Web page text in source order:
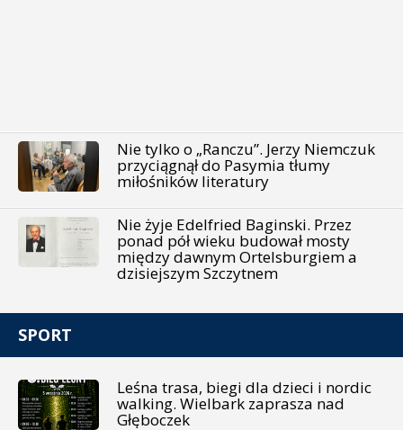
Nie tylko o „Ranczu”. Jerzy Niemczuk
przyciągnął do Pasymia tłumy
miłośników literatury
Nie żyje Edelfried Baginski. Przez
ponad pół wieku budował mosty
między dawnym Ortelsburgiem a
dzisiejszym Szczytnem
SPORT
Leśna trasa, biegi dla dzieci i nordic
walking. Wielbark zaprasza nad
Głęboczek